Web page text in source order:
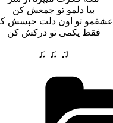
بیا دلمو تو جمعش کن
عشقمو تو اون دلت حبسش
فقط یکمی تو درکش کن
♫ ♫ ♫